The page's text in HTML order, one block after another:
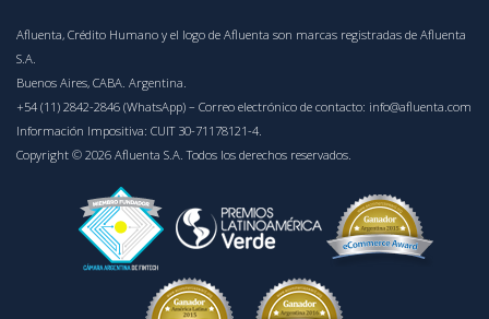
Afluenta, Crédito Humano y el logo de Afluenta son marcas registradas de Afluenta
S.A.
Buenos Aires, CABA. Argentina.
+54 (11) 2842-2846 (WhatsApp) – Correo electrónico de contacto: info@afluenta.com
Información Impositiva: CUIT 30-71178121-4.
Copyright © 2026 Afluenta S.A. Todos los derechos reservados.